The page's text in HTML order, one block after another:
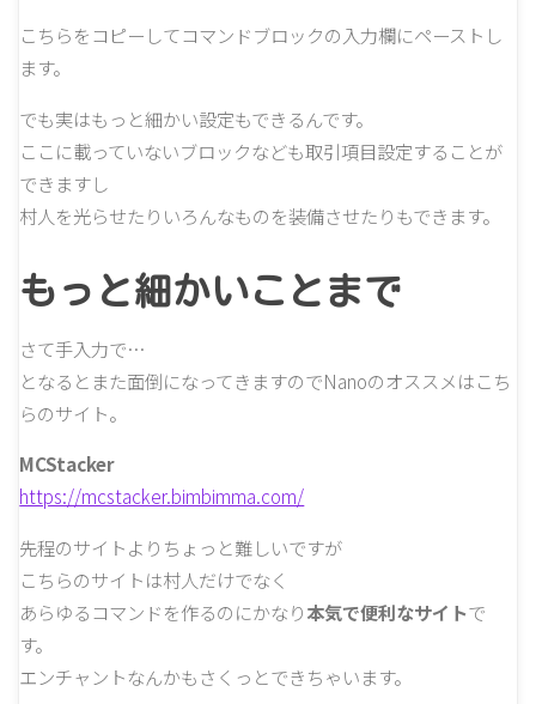
こちらをコピーしてコマンドブロックの入力欄にペーストし
ます。
でも実はもっと細かい設定もできるんです。
ここに載っていないブロックなども取引項目設定することが
できますし
村人を光らせたりいろんなものを装備させたりもできます。
もっと細かいことまで
さて手入力で…
となるとまた面倒になってきますのでNanoのオススメはこち
らのサイト。
MCStacker
https://mcstacker.bimbimma.com/
先程のサイトよりちょっと難しいですが
こちらのサイトは村人だけでなく
あらゆるコマンドを作るのにかなり本気で便利なサイトで
す。
エンチャントなんかもさくっとできちゃいます。